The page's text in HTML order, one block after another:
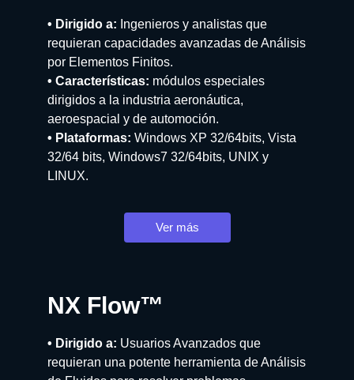
• Dirigido a: Ingenieros y analistas que
requieran capacidades avanzadas de Análisis
por Elementos Finitos.
• Características: módulos especiales
dirigidos a la industria aeronáutica,
aeroespacial y de automoción.
• Plataformas: Windows XP 32/64bits, Vista
32/64 bits, Windows7 32/64bits, UNIX y
LINUX.
Ver más
NX Flow™
• Dirigido a: Usuarios Avanzados que
requieran una potente herramienta de Análisis